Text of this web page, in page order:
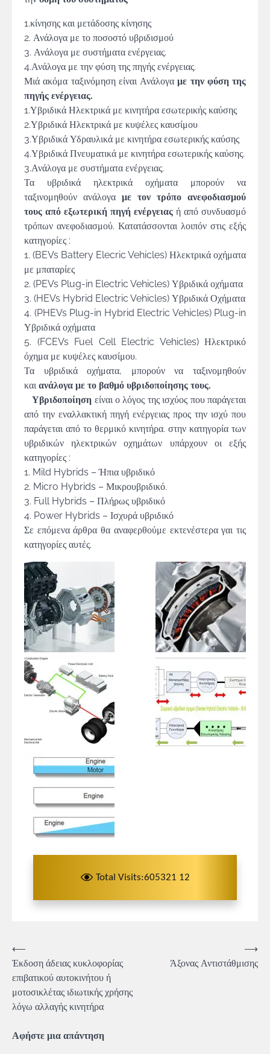
1.κίνησης και μετάδοσης κίνησης
2. Ανάλογα με το ποσοστό υβριδισμού
3. Ανάλογα με συστήματα ενέργειας.
4.Ανάλογα με την φύση της πηγής ενέργειας.
Μιά ακόμα ταξινόμηση είναι Ανάλογαμε την φύση της
πηγής ενέργειας.
1.Υβριδικά Ηλεκτρικά με κινητήρα εσωτερικής καύσης
2.Υβριδικά Ηλεκτρικά με κυψέλες καυσίμου
3.Υβριδικά Υδραυλικά με κινητήρα εσωτερικής καύσης
4.Υβριδικά Πνευματικά με κινητήρα εσωτερικής καύσης.
3.Ανάλογα με συστήματα ενέργειας.
Τα υβριδικά ηλεκτρικά οχήματα μπορούν να
ταξινομηθούν ανάλογα με τον τρόπο ανεφοδιασμού
τους από εξωτερική πηγή ενέργειας ή από συνδυασμό
τρόπων ανεφοδιασμού. Κατατάσσονται λοιπόν στις εξής
κατηγορίες :
1. (BEVs Battery Elecric Vehicles) Ηλεκτρικά οχήματα
με μπαταρίες
2. (PEVs Plug-in Electric Vehicles) Υβριδικά οχήματα
3. (HEVs Hybrid Electric Vehicles) Υβριδικά Οχήματα
4. (PHEVs Plug-in Hybrid Electric Vehicles) Plug-in
Υβριδικά οχήματα
5. (FCEVs Fuel Cell Electric Vehicles) Ηλεκτρικό
όχημα με κυψέλες καυσίμου.
Τα υβριδικά οχήματα, μπορούν να ταξινομηθούν
καιανάλογα με το βαθμό υβριδοποίησης τους.
Υβριδοποίηση είναι ο λόγος της ισχύος που παράγεται
από την εναλλακτική πηγή ενέργειας προς την ισχύ που
παράγεται από το θερμικό κινητήρα. στην κατηγορία των
υβριδικών ηλεκτρικών οχημάτων υπάρχουν οι εξής
κατηγορίες :
1. Mild Hybrids – Ήπια υβριδικό
2. Micro Hybrids – Μικρουβριδικό.
3. Full Hybrids – Πλήρως υβριδικό
4. Power Hybrids – Ισχυρά υβριδικό
Σε επόμενα άρθρα θα αναφερθούμε εκτενέστερα γαι τις
κατηγορίες αυτές.
Total Visits:605321 12
Πλοήγηση
άρθρων
⟵
Έκδοση άδειας κυκλοφορίας
επιβατικού αυτοκινήτου ή
μοτοσικλέτας ιδιωτικής χρήσης
λόγω αλλαγής κινητήρα
Άξονας Αντιστάθμισης
⟶
Αφήστε μια απάντηση